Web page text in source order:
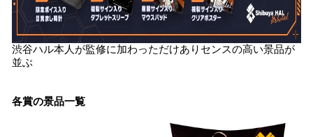
渋谷ハル本人が監修に加わっただけありセンスの高い景品が
並ぶ
各賞の景品一覧